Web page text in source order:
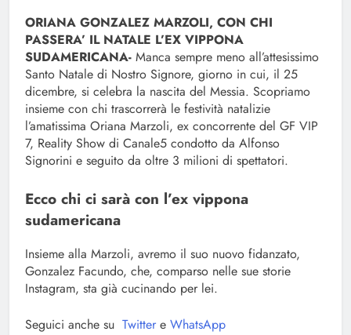
ORIANA GONZALEZ MARZOLI, CON CHI
PASSERA’ IL NATALE L’EX VIPPONA
SUDAMERICANA- Manca sempre meno all’attesissimo
Santo Natale di Nostro Signore, giorno in cui, il 25
dicembre, si celebra la nascita del Messia. Scopriamo
insieme con chi trascorrerà le festività natalizie
l’amatissima Oriana Marzoli, ex concorrente del GF VIP
7, Reality Show di Canale5 condotto da Alfonso
Signorini e seguito da oltre 3 milioni di spettatori.
Ecco chi ci sarà con l’ex vippona
sudamericana
Insieme alla Marzoli, avremo il suo nuovo fidanzato,
Gonzalez Facundo, che, comparso nelle sue storie
Instagram, sta già cucinando per lei.
Seguici anche su Twitter e WhatsApp